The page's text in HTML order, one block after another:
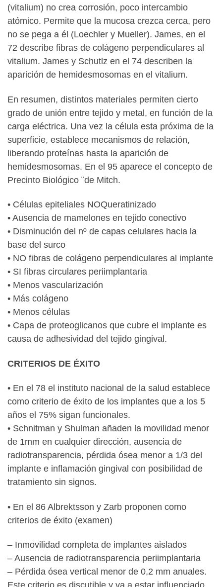
(vitalium) no crea corrosión, poco intercambio
atómico. Permite que la mucosa crezca cerca, pero
no se pega a él (Loechler y Mueller). James, en el
72 describe fibras de colágeno perpendiculares al
vitalium. James y Schutlz en el 74 describen la
aparición de hemidesmosomas en el vitalium.
En resumen, distintos materiales permiten cierto
grado de unión entre tejido y metal, en función de la
carga eléctrica. Una vez la célula esta próxima de la
superficie, establece mecanismos de relación,
liberando proteínas hasta la aparición de
hemidesmosomas. En el 95 aparece el concepto de
Precinto Biológico ¨de Mitch.
• Células epiteliales NOQueratinizado
• Ausencia de mamelones en tejido conectivo
• Disminución del nº de capas celulares hacia la
base del surco
• NO fibras de colágeno perpendiculares al implante
• SI fibras circulares periimplantaria
• Menos vascularización
• Más colágeno
• Menos células
• Capa de proteoglicanos que cubre el implante es
causa de adhesividad del tejido gingival.
CRITERIOS DE ÉXITO
• En el 78 el instituto nacional de la salud establece
como criterio de éxito de los implantes que a los 5
años el 75% sigan funcionales.
• Schnitman y Shulman añaden la movilidad menor
de 1mm en cualquier dirección, ausencia de
radiotransparencia, pérdida ósea menor a 1/3 del
implante e inflamación gingival con posibilidad de
tratamiento sin signos.
• En el 86 Albrektsson y Zarb proponen como
criterios de éxito (examen)
– Inmovilidad completa de implantes aislados
– Ausencia de radiotransparencia periimplantaria
– Pérdida ósea vertical menor de 0,2 mm anuales.